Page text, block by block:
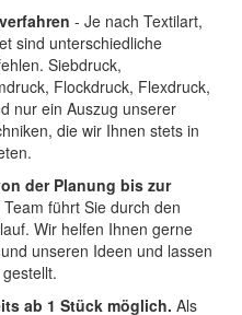
- Je nach Textilart,
sind unterschiedliche
Siebdruck,
Flockdruck, Flexdruck,
nur ein Auszug unserer
die wir Ihnen stets in
der Planung bis zur
Team führt Sie durch den
Wir helfen Ihnen gerne
unseren Ideen und lassen
ab 1 Stück möglich. Als